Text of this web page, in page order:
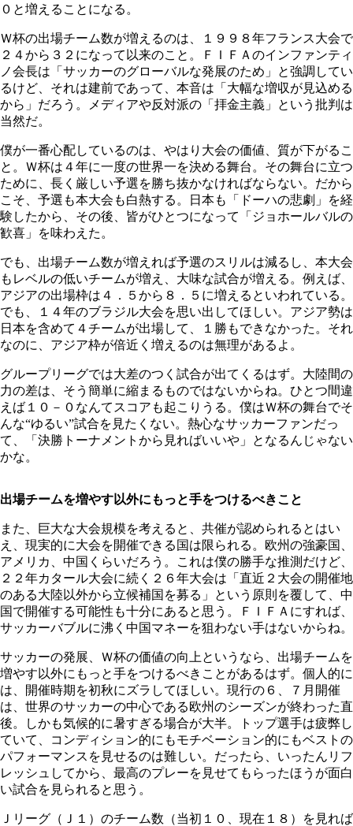
０と増えることになる。
Ｗ杯の出場チーム数が増えるのは、１９９８年フランス大会で
２４から３２になって以来のこと。ＦＩＦＡのインファンティ
ノ会長は「サッカーのグローバルな発展のため」と強調してい
るけど、それは建前であって、本音は「大幅な増収が見込める
から」だろう。メディアや反対派の「拝金主義」という批判は
当然だ。
僕が一番心配しているのは、やはり大会の価値、質が下がるこ
と。Ｗ杯は４年に一度の世界一を決める舞台。その舞台に立つ
ために、長く厳しい予選を勝ち抜かなければならない。だから
こそ、予選も本大会も白熱する。日本も「ドーハの悲劇」を経
験したから、その後、皆がひとつになって「ジョホールバルの
歓喜」を味わえた。
でも、出場チーム数が増えれば予選のスリルは減るし、本大会
もレベルの低いチームが増え、大味な試合が増える。例えば、
アジアの出場枠は４．５から８．５に増えるといわれている。
でも、１４年のブラジル大会を思い出してほしい。アジア勢は
日本を含めて４チームが出場して、１勝もできなかった。それ
なのに、アジア枠が倍近く増えるのは無理があるよ。
グループリーグでは大差のつく試合が出てくるはず。大陸間の
力の差は、そう簡単に縮まるものではないからね。ひとつ間違
えば１０－０なんてスコアも起こりうる。僕はＷ杯の舞台でそ
んな“ゆるい”試合を見たくない。熱心なサッカーファンだっ
て、「決勝トーナメントから見ればいいや」となるんじゃない
かな。
出場チームを増やす以外にもっと手をつけるべきこと
また、巨大な大会規模を考えると、共催が認められるとはい
え、現実的に大会を開催できる国は限られる。欧州の強豪国、
アメリカ、中国くらいだろう。これは僕の勝手な推測だけど、
２２年カタール大会に続く２６年大会は「直近２大会の開催地
のある大陸以外から立候補国を募る」という原則を覆して、中
国で開催する可能性も十分にあると思う。ＦＩＦＡにすれば、
サッカーバブルに沸く中国マネーを狙わない手はないからね。
サッカーの発展、Ｗ杯の価値の向上というなら、出場チームを
増やす以外にもっと手をつけるべきことがあるはず。個人的に
は、開催時期を初秋にズラしてほしい。現行の６、７月開催
は、世界のサッカーの中心である欧州のシーズンが終わった直
後。しかも気候的に暑すぎる場合が大半。トップ選手は疲弊し
ていて、コンディション的にもモチベーション的にもベストの
パフォーマンスを見せるのは難しい。だったら、いったんリフ
レッシュしてから、最高のプレーを見せてもらったほうが面白
い試合を見られると思う。
Ｊリーグ（Ｊ１）のチーム数（当初１０、現在１８）を見れば